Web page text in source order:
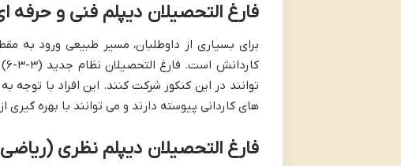
فارغ التحصیلان دیپلم فنی و حرفه
برای بسیاری از داوطلبان، مسیر طبیعی ورود به
توانند در این کنکور شرکت کنند. این افراد با
های کاردانی پیوسته دارند و می توانند با بهره
فارغ التحصیلان دیپلم نظری